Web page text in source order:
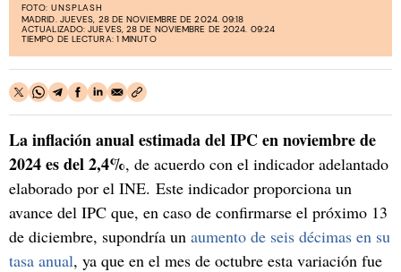
FOTO: UNSPLASH
MADRID. JUEVES, 28 DE NOVIEMBRE DE 2024. 09:18
ACTUALIZADO: JUEVES, 28 DE NOVIEMBRE DE 2024. 09:24
TIEMPO DE LECTURA: 1 MINUTO
La inflación anual estimada del IPC en noviembre de
2024 es del 2,4%, de acuerdo con el indicador adelantado
elaborado por el INE. Este indicador proporciona un
avance del IPC que, en caso de confirmarse el próximo 13
de diciembre, supondría un aumento de seis décimas en su
tasa anual, ya que en el mes de octubre esta variación fue